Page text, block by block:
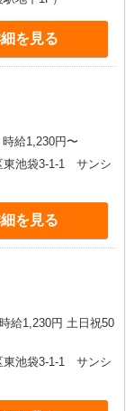
を見る
時給1,230円〜
東池袋3-1-1 サンシ
を見る
給1,230円 土日祝50
東池袋3-1-1 サンシ